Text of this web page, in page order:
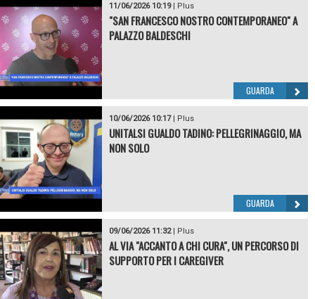
11/06/2026 10:19| Plus
"SAN FRANCESCO NOSTRO CONTEMPORANEO" A
PALAZZO BALDESCHI
GUARDA
10/06/2026 10:17| Plus
UNITALSI GUALDO TADINO: PELLEGRINAGGIO, MA
NON SOLO
GUARDA
09/06/2026 11:32| Plus
AL VIA "ACCANTO A CHI CURA", UN PERCORSO DI
SUPPORTO PER I CAREGIVER